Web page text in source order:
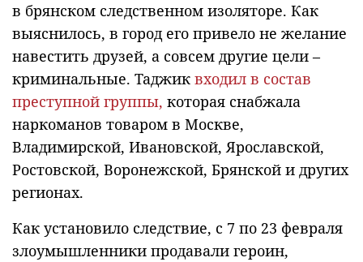
в брянском следственном изоляторе. Как
выяснилось, в город его привело не желание
навестить друзей, а совсем другие цели –
криминальные. Таджик входил в состав
преступной группы, которая снабжала
наркоманов товаром в Москве,
Владимирской, Ивановской, Ярославской,
Ростовской, Воронежской, Брянской и других
регионах.
Как установило следствие, с 7 по 23 февраля
злоумышленники продавали героин,